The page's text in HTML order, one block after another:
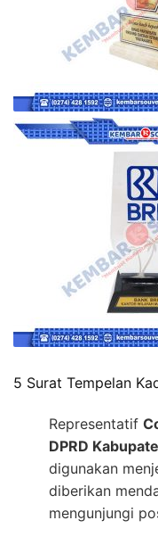
5 Surat Tempelan
Representatif
DPRD
digunakan
diberikan
mengunjungi